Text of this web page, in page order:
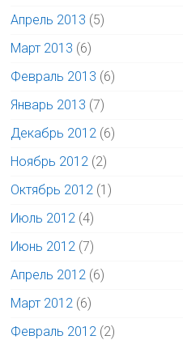
Апрель 2013 (5)
Март 2013 (6)
Февраль 2013 (6)
Январь 2013 (7)
Декабрь 2012 (6)
Ноябрь 2012 (2)
Октябрь 2012 (1)
Июль 2012 (4)
Июнь 2012 (7)
Апрель 2012 (6)
Март 2012 (6)
Февраль 2012 (2)